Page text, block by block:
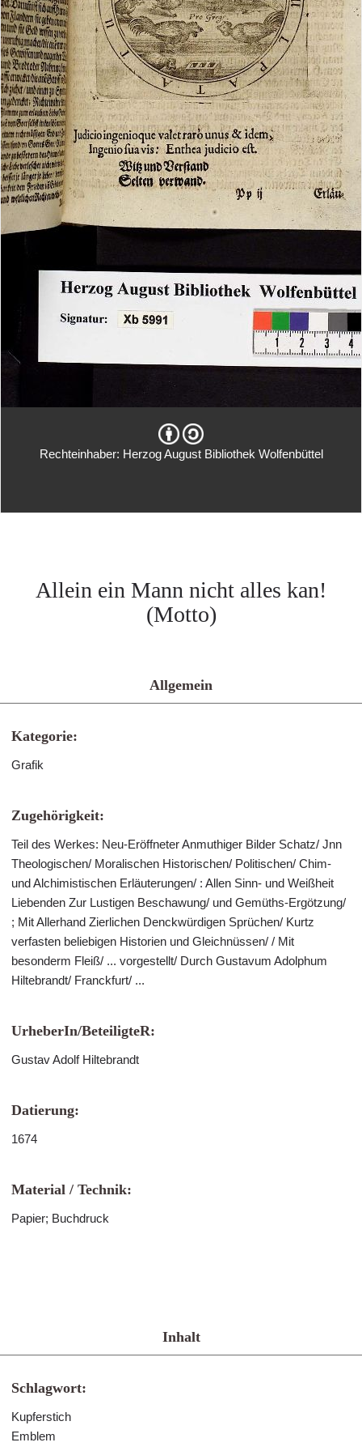
Rechteinhaber: Herzog August Bibliothek Wolfenbüttel
Allein ein Mann nicht alles kan!
(Motto)
Allgemein
Kategorie:
Grafik
Zugehörigkeit:
Teil des Werkes: Neu-Eröffneter Anmuthiger Bilder Schatz/ Jnn
Theologischen/ Moralischen Historischen/ Politischen/ Chim-
und Alchimistischen Erläuterungen/ : Allen Sinn- und Weißheit
Liebenden Zur Lustigen Beschawung/ und Gemüths-Ergötzung/
; Mit Allerhand Zierlichen Denckwürdigen Sprüchen/ Kurtz
verfasten beliebigen Historien und Gleichnüssen/ / Mit
besonderm Fleiß/ ... vorgestellt/ Durch Gustavum Adolphum
Hiltebrandt/ Franckfurt/ ...
UrheberIn/BeteiligteR:
Gustav Adolf Hiltebrandt
Datierung:
1674
Material / Technik:
Papier; Buchdruck
Inhalt
Schlagwort:
Kupferstich
Emblem